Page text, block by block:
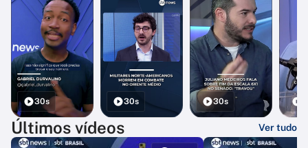
30s 30s 30s
Últimos vídeos Ver tudo